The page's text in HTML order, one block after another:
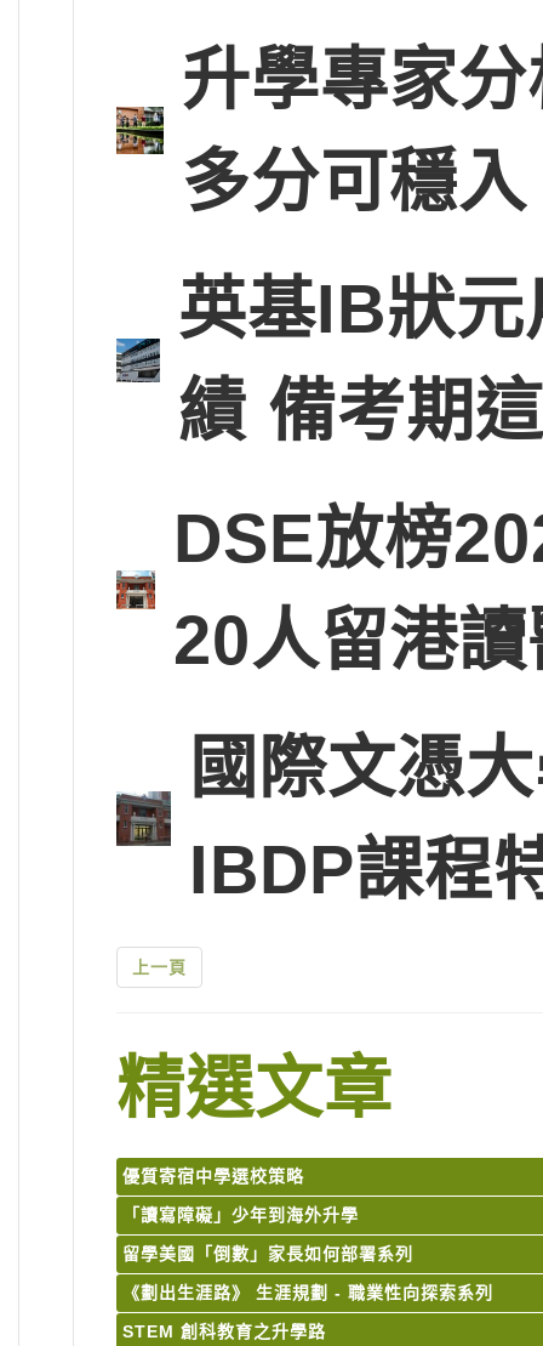
升學專家
多分可穩
英基IB狀
績 備考期
DSE放榜
20人留港
國際文憑
IBDP課程
上一頁
精選文章
優質寄宿中學選校策略
「讀寫障礙」少年到海外升學
留學美國「倒數」家長如何部署系列
《劃出生涯路》 生涯規劃 - 職業性向探索系列
STEM 創科教育之升學路